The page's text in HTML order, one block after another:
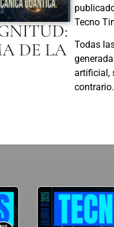
DE LA
Tecno
Todas
artificial,
contrario.